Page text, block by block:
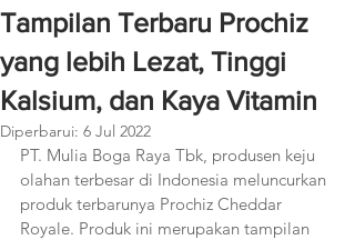
Tampilan Terbaru Prochiz
yang lebih Lezat, Tinggi
Kalsium, dan Kaya Vitamin
Diperbarui: 6 Jul 2022
PT. Mulia Boga Raya Tbk, produsen keju
olahan terbesar di Indonesia meluncurkan
produk terbarunya Prochiz Cheddar
Royale. Produk ini merupakan tampilan